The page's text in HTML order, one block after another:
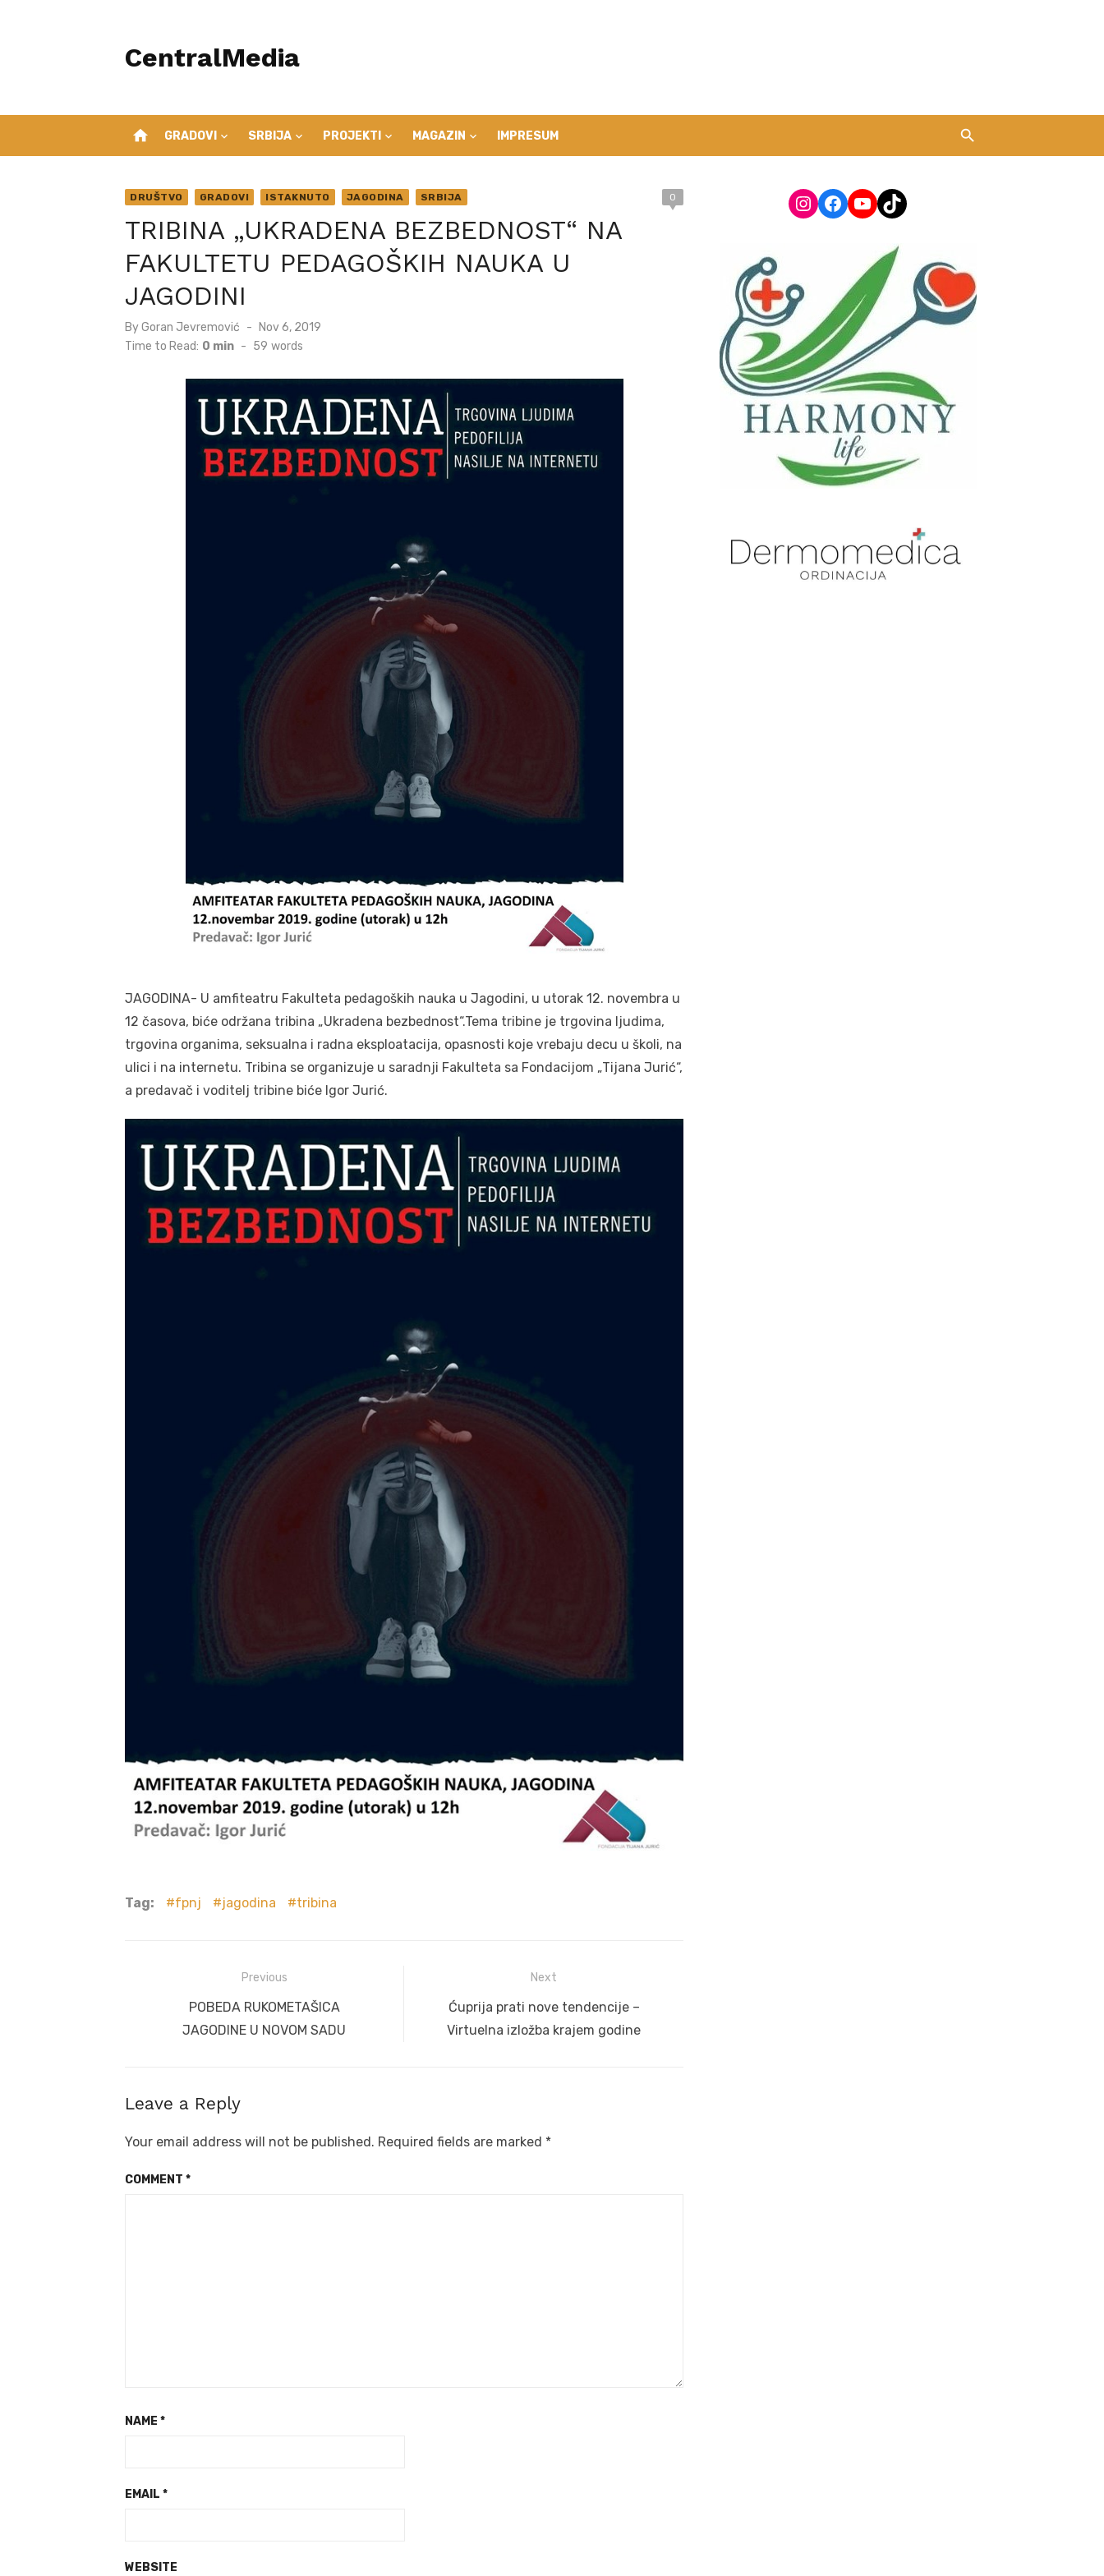
CentralMedia
home GRADOVI SRBIJA PROJEKTI MAGAZIN IMPRESUM
DRUŠTVO GRADOVI ISTAKNUTO JAGODINA SRBIJA 0
TRIBINA „UKRADENA BEZBEDNOST“ NA
FAKULTETU PEDAGOŠKIH NAUKA U
JAGODINI
ByGoran Jevremović
Posted
on
Nov 6, 2019
Time to Read: 0 min - 59 words
JAGODINA- U amfiteatru Fakulteta pedagoških nauka u Jagodini, u utorak 12. novembra u
12 časova, biće održana tribina „Ukradena bezbednost“.Tema tribine je trgovina ljudima,
trgovina organima, seksualna i radna eksploatacija, opasnosti koje vrebaju decu u školi, na
ulici i na internetu. Tribina se organizuje u saradnji Fakulteta sa Fondacijom „Tijana Jurić“,
a predavač i voditelj tribine biće Igor Jurić.
Tag: fpnj jagodina tribina
navigation
Previous
Previous
post:
POBEDA RUKOMETAŠICA
JAGODINE U NOVOM SADU
Next
Next
post:
Ćuprija prati nove tendencije –
Virtuelna izložba krajem godine
Leave a Reply
Your email address will not be published. Required fields are marked *
COMMENT *
NAME *
EMAIL *
WEBSITE
Instagram
Facebook
YouTube
TikTok